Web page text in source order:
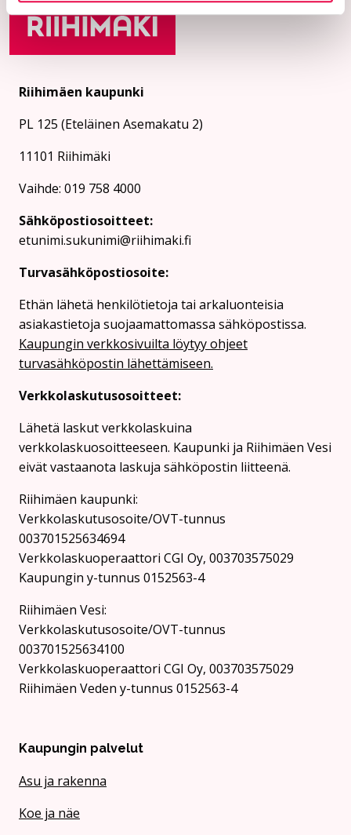
Riihimäen kaupunki
PL 125 (Eteläinen Asemakatu 2)
11101 Riihimäki
Vaihde: 019 758 4000
Sähköpostiosoitteet:
etunimi.sukunimi@riihimaki.fi
Turvasähköpostiosoite:
Ethän lähetä henkilötietoja tai arkaluonteisia
asiakastietoja suojaamattomassa sähköpostissa.
Kaupungin verkkosivuilta löytyy ohjeet
turvasähköpostin lähettämiseen.
Verkkolaskutusosoitteet:
Lähetä laskut verkkolaskuina
verkkolaskuosoitteeseen. Kaupunki ja Riihimäen Vesi
eivät vastaanota laskuja sähköpostin liitteenä.
Riihimäen kaupunki:
Verkkolaskutusosoite/OVT-tunnus
003701525634694
Verkkolaskuoperaattori CGI Oy, 003703575029
Kaupungin y-tunnus 0152563-4
Rii­hi­mäen Vesi:
Verkkolaskutusosoite/OVT-tunnus
003701525634100
Verkkolaskuoperaattori CGI Oy, 003703575029
Riihimäen Veden y-tunnus 0152563-4
Kaupungin palvelut
Asu ja rakenna
Koe ja näe